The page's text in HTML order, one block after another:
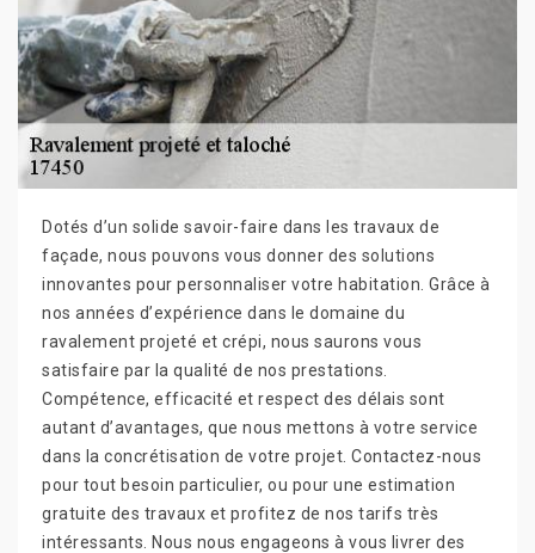
Dotés d’un solide savoir-faire dans les travaux de
façade, nous pouvons vous donner des solutions
innovantes pour personnaliser votre habitation. Grâce à
nos années d’expérience dans le domaine du
ravalement projeté et crépi, nous saurons vous
satisfaire par la qualité de nos prestations.
Compétence, efficacité et respect des délais sont
autant d’avantages, que nous mettons à votre service
dans la concrétisation de votre projet. Contactez-nous
pour tout besoin particulier, ou pour une estimation
gratuite des travaux et profitez de nos tarifs très
intéressants. Nous nous engageons à vous livrer des